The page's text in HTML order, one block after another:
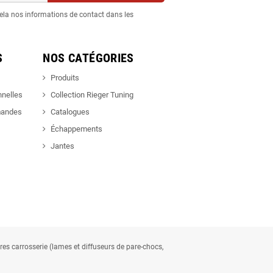
nos informations de contact dans les
NOS CATÉGORIES
Produits
Collection Rieger Tuning
Catalogues
Échappements
Jantes
carrosserie (lames et diffuseurs de pare-chocs,